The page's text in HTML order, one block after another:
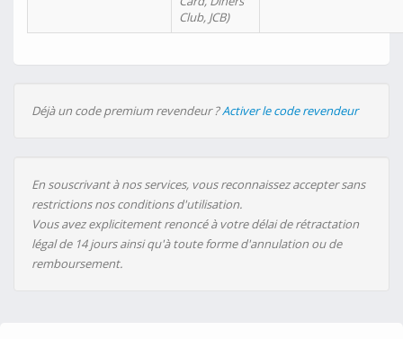
Club, JCB)
Déjà un code premium revendeur ?Activer le code revendeur
En souscrivant à nos services, vous reconnaissez accepter sans
restrictions nos conditions d'utilisation.
Vous avez explicitement renoncé à votre délai de rétractation
légal de 14 jours ainsi qu'à toute forme d'annulation ou de
remboursement.